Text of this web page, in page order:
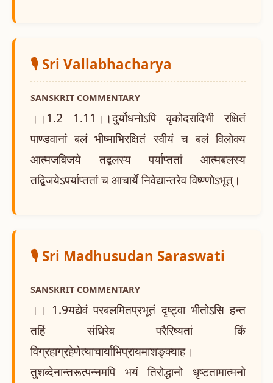
🎙️ Sri Vallabhacharya
SANSKRIT COMMENTARY
।।1.2 1.11।।दुर्योधनोऽपि वृकोदरादिभी रक्षितं
पाण्डवानां बलं भीष्माभिरक्षितं स्वीयं च बलं विलोक्य
आत्मजविजये तद्बलस्य पर्याप्ततां आत्मबलस्य
तद्बिजयेऽपर्याप्ततां च आचार्ये निवेद्यान्तरेव विष्ण्णोऽभूत्।
🎙️ Sri Madhusudan Saraswati
SANSKRIT COMMENTARY
।। 1.9यद्येवं परबलमितप्रभूतं दृष्ट्वा भीतोऽसि हन्त
तर्हि संधिरेव परैरिष्यतां किं
विग्रहाग्रहेणेत्याचार्याभिप्रायमाशङ्क्याह।
तुशब्देनान्तरूत्पन्नमपि भयं तिरोद्धानो धृष्टतामात्मनो